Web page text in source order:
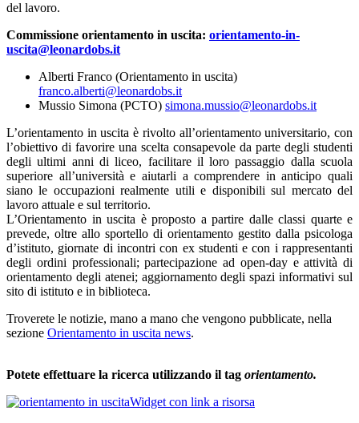
del lavoro.
Commissione orientamento in uscita: orientamento-in-
uscita@leonardobs.it
Alberti Franco (Orientamento in uscita)
franco.alberti@leonardobs.it
Mussio Simona (PCTO) simona.mussio@leonardobs.it
L’orientamento in uscita è rivolto all’orientamento universitario, con
l’obiettivo di favorire una scelta consapevole da parte degli studenti
degli ultimi anni di liceo, facilitare il loro passaggio dalla scuola
superiore all’università e aiutarli a comprendere in anticipo quali
siano le occupazioni realmente utili e disponibili sul mercato del
lavoro attuale e sul territorio.
L’Orientamento in uscita è proposto a partire dalle classi quarte e
prevede, oltre allo sportello di orientamento gestito dalla psicologa
d’istituto, giornate di incontri con ex studenti e con i rappresentanti
degli ordini professionali; partecipazione ad open-day e attività di
orientamento degli atenei; aggiornamento degli spazi informativi sul
sito di istituto e in biblioteca.
Troverete le notizie, mano a mano che vengono pubblicate, nella
sezione Orientamento in uscita news.
Potete effettuare la ricerca utilizzando il tag orientamento.
Widget con link a risorsa